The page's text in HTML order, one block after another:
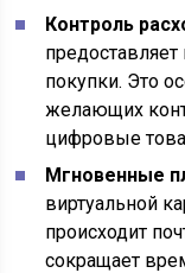
Контроль
покупки. Это
желающих
цифровые
Мгновенные
виртуальной
происходит
сокращает